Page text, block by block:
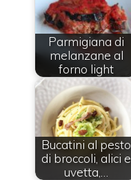
Parmigiana di
melanzane al
forno light
Bucatini al pesto
di broccoli, alici e
uvetta,…